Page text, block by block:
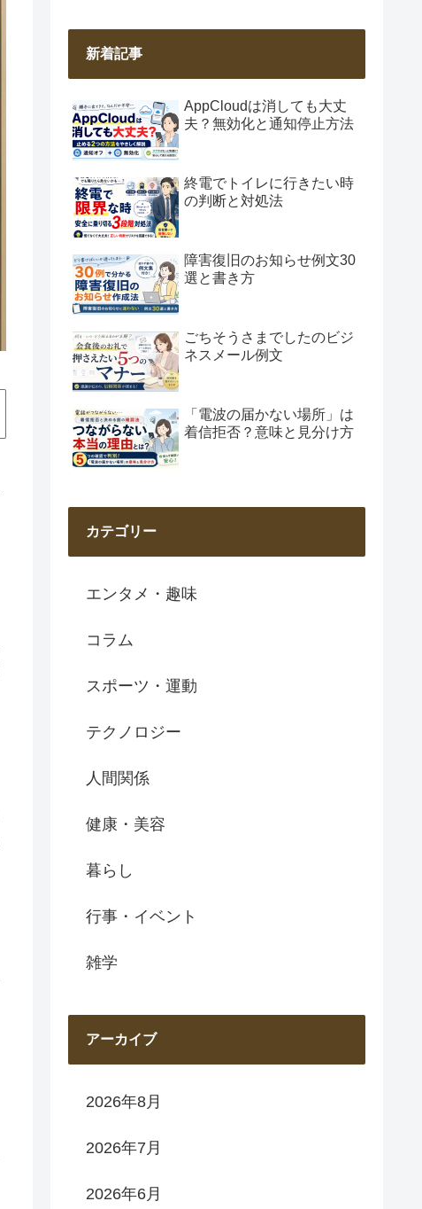
新着記事
AppCloudは消しても大丈
夫？無効化と通知停止方法
終電でトイレに行きたい時
の判断と対処法
障害復旧のお知らせ例文30
選と書き方
ごちそうさまでしたのビジ
ネスメール例文
「電波の届かない場所」は
着信拒否？意味と見分け方
カテゴリー
エンタメ・趣味
コラム
スポーツ・運動
テクノロジー
人間関係
健康・美容
暮らし
行事・イベント
雑学
アーカイブ
2026年8月
2026年7月
2026年6月